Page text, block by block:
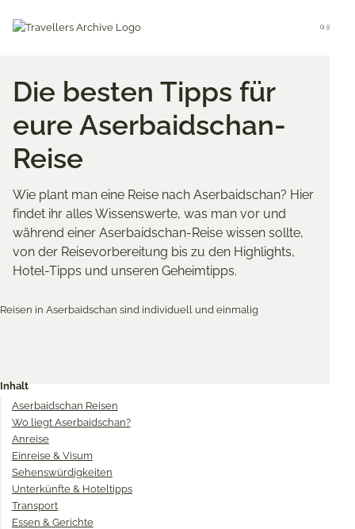
Menu
Die besten Tipps für
eure Aserbaidschan-
Reise
Wie plant man eine Reise nach Aserbaidschan? Hier
findet ihr alles Wissenswerte, was man vor und
während einer Aserbaidschan-Reise wissen sollte,
von der Reisevorbereitung bis zu den Highlights,
Hotel-Tipps und unseren Geheimtipps.
Twitter
Inhalt
Aserbaidschan Reisen
Wo liegt Aserbaidschan?
Anreise
Einreise & Visum
Sehenswürdigkeiten
Unterkünfte & Hoteltipps
Transport
Essen & Gerichte